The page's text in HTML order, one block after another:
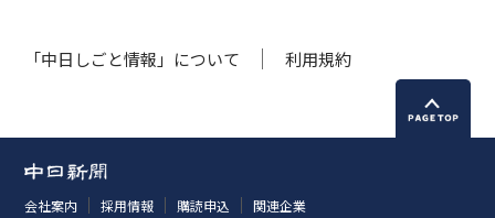
「中日しごと情報」について 利用規約
会社案内 採用情報 購読申込 関連企業